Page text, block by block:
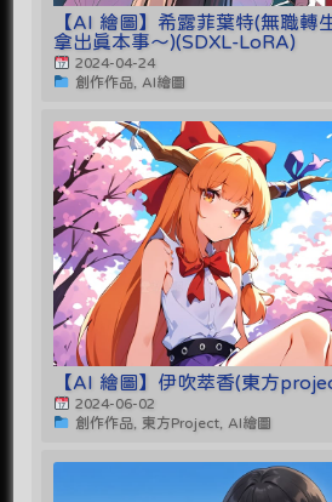
【AI 繪圖】希露菲葉特(無職轉
拿出真本事～)(SDXL-LoRA)
2024-04-24
創作作品, AI繪圖
【AI 繪圖】伊吹萃香(東方
2024-06-02
創作作品, 東方Project, AI繪圖